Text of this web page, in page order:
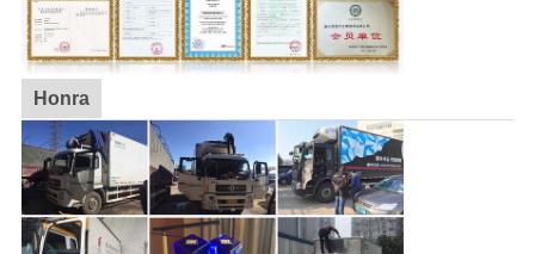
Honra